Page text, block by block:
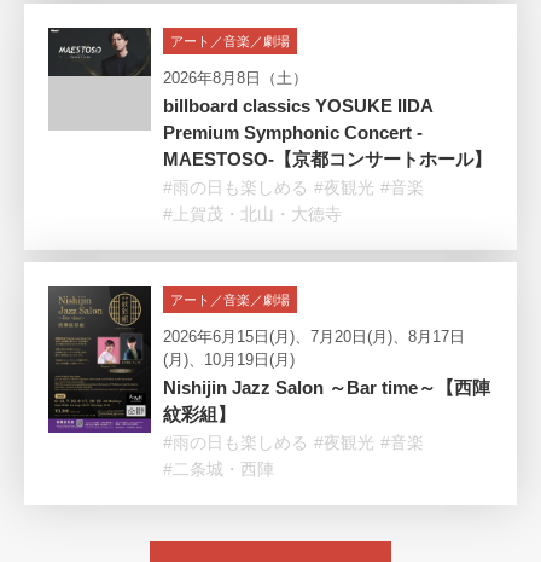
アート／音楽／劇場
2026年8月8日（土）
billboard classics YOSUKE IIDA
Premium Symphonic Concert -
MAESTOSO-【京都コンサートホール】
#雨の日も楽しめる #夜観光 #音楽
#上賀茂・北山・大徳寺
アート／音楽／劇場
2026年6月15日(月)、7月20日(月)、8月17日
(月)、10月19日(月)
Nishijin Jazz Salon ～Bar time～【西陣
紋彩組】
#雨の日も楽しめる #夜観光 #音楽
#二条城・西陣